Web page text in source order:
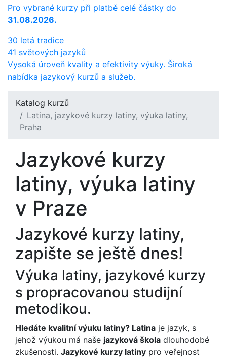
Pro vybrané kurzy při platbě celé částky do
31.08.2026.
30 letá tradice
41 světových jazyků
Vysoká úroveň kvality a efektivity výuky. Široká
nabídka jazykový kurzů a služeb.
Katalog kurzů
Latina, jazykové kurzy latiny, výuka latiny,
Praha
Jazykové kurzy
latiny, výuka latiny
v Praze
Jazykové kurzy latiny,
zapište se ještě dnes!
Výuka latiny, jazykové kurzy
s propracovanou studijní
metodikou.
Hledáte kvalitní výuku latiny? Latina je jazyk, s
jehož výukou má naše jazyková škola dlouhodobé
zkušenosti. Jazykové kurzy latiny pro veřejnost